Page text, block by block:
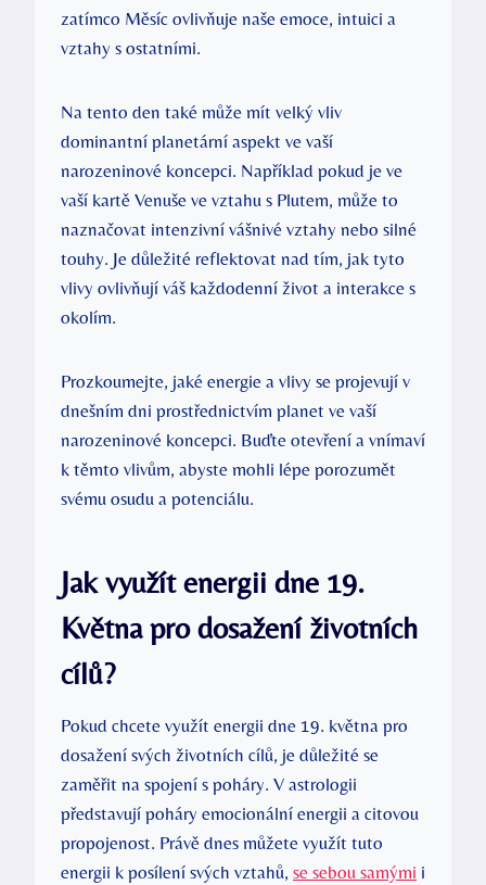
zatímco Měsíc ovlivňuje naše emoce, intuici ​a
vztahy s ostatními.
Na tento⁢ den také ⁤může mít⁤ velký vliv
dominantní planetární aspekt ve⁣ vaší
narozeninové koncepci. Například pokud je ⁢ve
vaší kartě Venuše ve vztahu s Plutem, může to
naznačovat intenzivní vášnivé ⁤vztahy nebo silné
touhy. Je důležité reflektovat nad‌ tím,⁤ jak tyto⁣
vlivy ovlivňují ‍váš každodenní život a interakce s
okolím.
Prozkoumejte, jaké energie a vlivy se projevují‍ v‍
dnešním ​dni prostřednictvím planet ve⁣ vaší
narozeninové koncepci. Buďte ‌otevření ​a vnímaví
k těmto ​vlivům, abyste mohli lépe porozumět
svému ⁢osudu a potenciálu.
Jak využít energii dne 19.
Května pro dosažení životních
cílů?
Pokud chcete využít ‍energii dne 19. května ‍pro‌
dosažení​ svých životních cílů, je důležité se
zaměřit na spojení s poháry. V astrologii
představují poháry emocionální energii⁣ a‍ citovou
propojenost. Právě dnes můžete využít ​tuto
energii k posílení‌ svých vztahů,⁣ se sebou samými i